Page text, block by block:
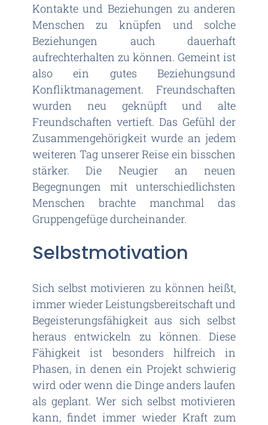
Kontakte und Beziehungen zu anderen
Menschen zu knüpfen und solche
Beziehungen auch dauerhaft
aufrechterhalten zu können. Gemeint ist
also ein gutes Beziehungsund
Konfliktmanagement. Freundschaften
wurden neu geknüpft und alte
Freundschaften vertieft. Das Gefühl der
Zusammengehörigkeit wurde an jedem
weiteren Tag unserer Reise ein bisschen
stärker. Die Neugier an neuen
Begegnungen mit unterschiedlichsten
Menschen brachte manchmal das
Gruppengefüge durcheinander.
Selbstmotivation
Sich selbst motivieren zu können heißt,
immer wieder Leistungsbereitschaft und
Begeisterungsfähigkeit aus sich selbst
heraus entwickeln zu können. Diese
Fähigkeit ist besonders hilfreich in
Phasen, in denen ein Projekt schwierig
wird oder wenn die Dinge anders laufen
als geplant. Wer sich selbst motivieren
kann, findet immer wieder Kraft zum